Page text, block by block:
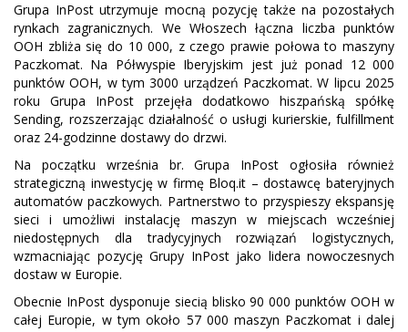
Grupa InPost utrzymuje mocną pozycję także na pozostałych
rynkach zagranicznych. We Włoszech łączna liczba punktów
OOH zbliża się do 10 000, z czego prawie połowa to maszyny
Paczkomat. Na Półwyspie Iberyjskim jest już ponad 12 000
punktów OOH, w tym 3000 urządzeń Paczkomat. W lipcu 2025
roku Grupa InPost przejęła dodatkowo hiszpańską spółkę
Sending, rozszerzając działalność o usługi kurierskie, fulfillment
oraz 24-godzinne dostawy do drzwi.
Na początku września br. Grupa InPost ogłosiła również
strategiczną inwestycję w firmę Bloq.it – dostawcę bateryjnych
automatów paczkowych. Partnerstwo to przyspieszy ekspansję
sieci i umożliwi instalację maszyn w miejscach wcześniej
niedostępnych dla tradycyjnych rozwiązań logistycznych,
wzmacniając pozycję Grupy InPost jako lidera nowoczesnych
dostaw w Europie.
Obecnie InPost dysponuje siecią blisko 90 000 punktów OOH w
całej Europie, w tym około 57 000 maszyn Paczkomat i dalej